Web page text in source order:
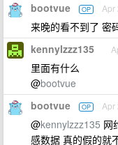
bootvue OP Apr
来晚的看不到了 密
kennylzzz135
里面有什么
@bootvue
bootvue OP Apr
@kennylzzz135 网
感数据 真的假的就